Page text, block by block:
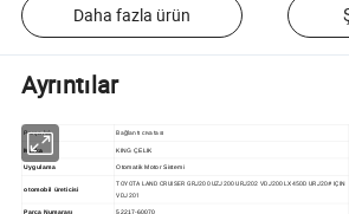
Daha fazla ürün
Ayrıntılar
Parça Adı Bağlantı cıvatası
Marka KING ÇELIK
Uygulama Otomatik Motor Sistemi
otomobil üreticisi
TOYOTA LAND CRUISER GRJ200 UZJ200 URJ202 VDJ200 LX450D URJ20# IÇIN
VDJ201
Parça Numarası 52217-60070